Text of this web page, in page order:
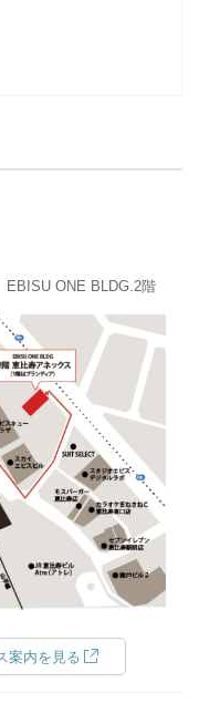
ONE BLDG.2階
案内を見る